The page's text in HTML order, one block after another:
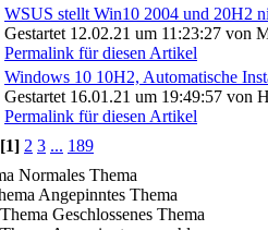
WSUS stellt Win10 2004 und 20H2
Gestartet 12.02.21 um 11:23:27 von
Permalink für diesen Artikel
Windows 10 10H2, Automatische
Gestartet 16.01.21 um 19:49:57 von
Permalink für diesen Artikel
[1] 2 3 ... 189
Normales Thema
Angepinntes Thema
Geschlossenes Thema